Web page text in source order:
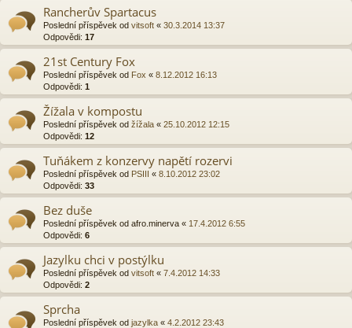
Rancherův Spartacus
Poslední příspěvek od vitsoft « 30.3.2014 13:37
Odpovědi: 17
21st Century Fox
Poslední příspěvek od Fox « 8.12.2012 16:13
Odpovědi: 1
Žížala v kompostu
Poslední příspěvek od žížala « 25.10.2012 12:15
Odpovědi: 12
Tuňákem z konzervy napětí rozervi
Poslední příspěvek od PSIII « 8.10.2012 23:02
Odpovědi: 33
Bez duše
Poslední příspěvek od afro.minerva « 17.4.2012 6:55
Odpovědi: 6
Jazylku chci v postýlku
Poslední příspěvek od vitsoft « 7.4.2012 14:33
Odpovědi: 2
Sprcha
Poslední příspěvek od jazylka « 4.2.2012 23:43